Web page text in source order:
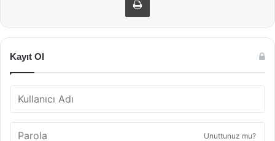
Kayıt Ol
Unuttunuz mu?